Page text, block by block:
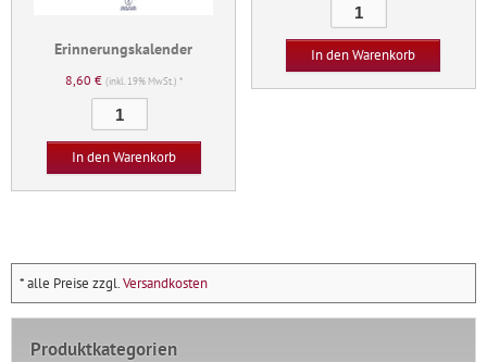
Erinnerungskalender
8,60 € (inkl. 19% MwSt.) *
Menge
In den Warenkorb
mit
37
Türchen
In den Warenkorb
* alle Preise zzgl.Versandkosten
Produktkategorien